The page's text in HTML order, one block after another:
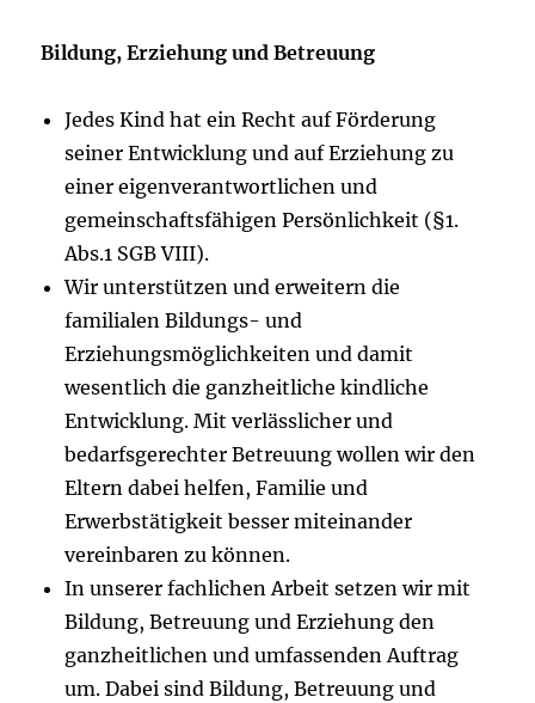
Bildung, Erziehung und Betreuung
Jedes Kind hat ein Recht auf Förderung
seiner Entwicklung und auf Erziehung zu
einer eigenverantwortlichen und
gemeinschaftsfähigen Persönlichkeit (§1.
Abs.1 SGB VIII).
Wir unterstützen und erweitern die
familialen Bildungs- und
Erziehungsmöglichkeiten und damit
wesentlich die ganzheitliche kindliche
Entwicklung. Mit verlässlicher und
bedarfsgerechter Betreuung wollen wir den
Eltern dabei helfen, Familie und
Erwerbstätigkeit besser miteinander
vereinbaren zu können.
In unserer fachlichen Arbeit setzen wir mit
Bildung, Betreuung und Erziehung den
ganzheitlichen und umfassenden Auftrag
um. Dabei sind Bildung, Betreuung und